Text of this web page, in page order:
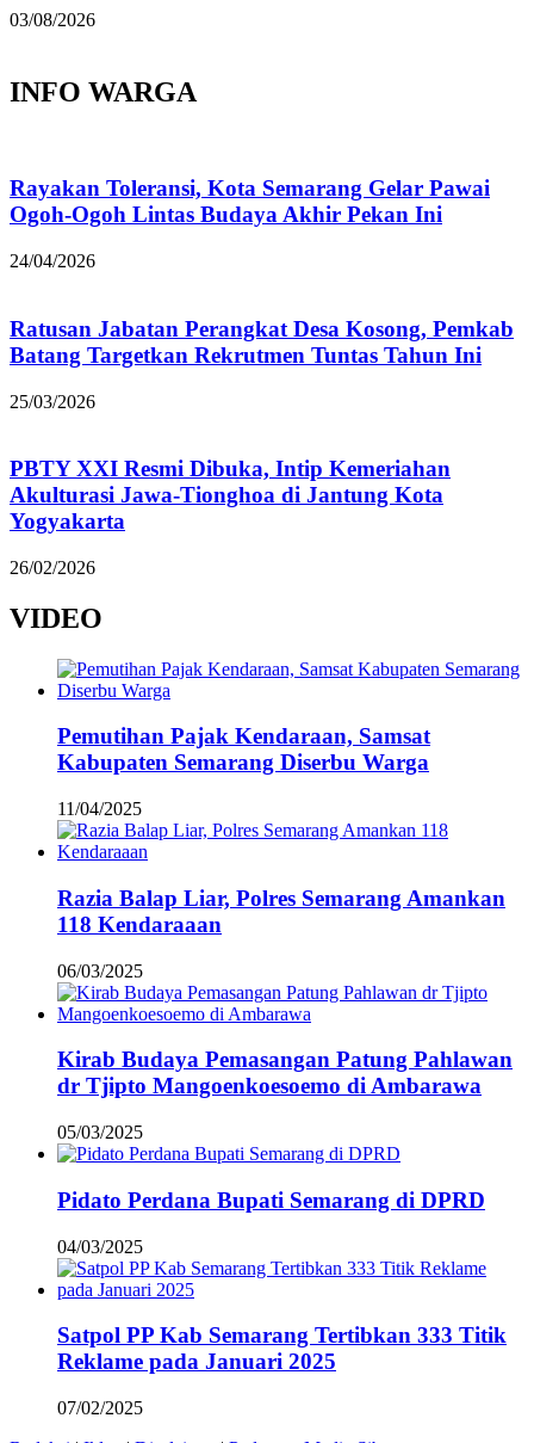
03/08/2026
INFO WARGA
Rayakan Toleransi, Kota Semarang Gelar Pawai
Ogoh-Ogoh Lintas Budaya Akhir Pekan Ini
24/04/2026
Ratusan Jabatan Perangkat Desa Kosong, Pemkab
Batang Targetkan Rekrutmen Tuntas Tahun Ini
25/03/2026
PBTY XXI Resmi Dibuka, Intip Kemeriahan
Akulturasi Jawa-Tionghoa di Jantung Kota
Yogyakarta
26/02/2026
VIDEO
Pemutihan Pajak Kendaraan, Samsat
Kabupaten Semarang Diserbu Warga
11/04/2025
Razia Balap Liar, Polres Semarang Amankan
118 Kendaraaan
06/03/2025
Kirab Budaya Pemasangan Patung Pahlawan
dr Tjipto Mangoenkoesoemo di Ambarawa
05/03/2025
Pidato Perdana Bupati Semarang di DPRD
04/03/2025
Satpol PP Kab Semarang Tertibkan 333 Titik
Reklame pada Januari 2025
07/02/2025